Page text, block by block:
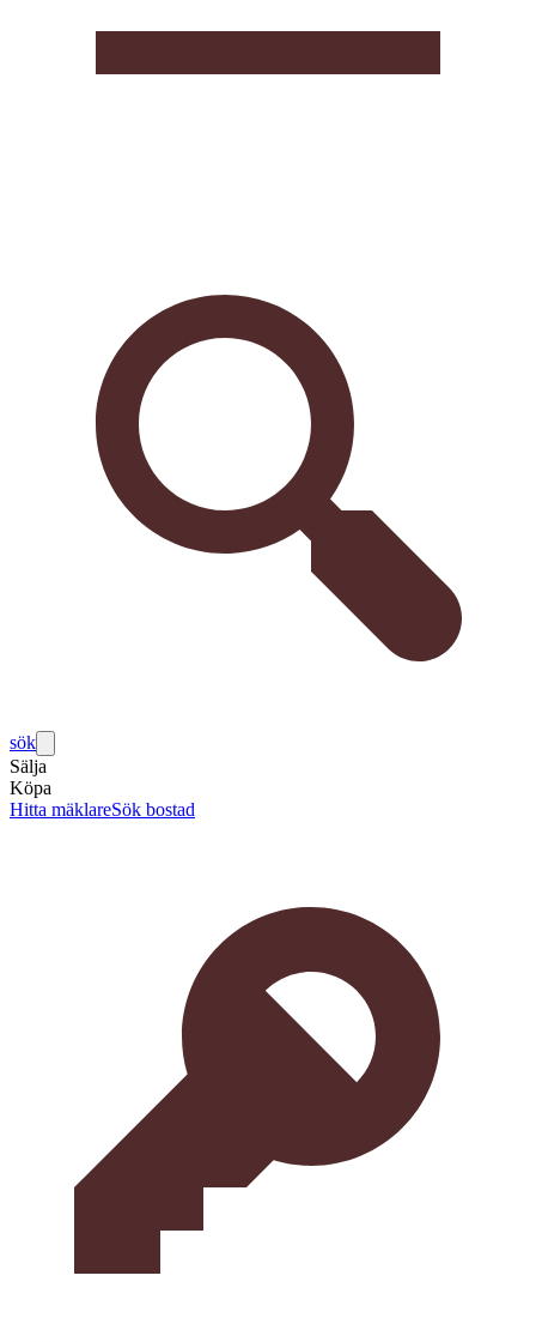
sök
Sälja
Köpa
Hitta mäklareSök bostad